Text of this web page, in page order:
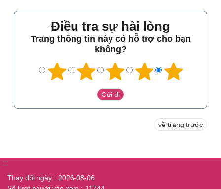
Điều tra sự hài lòng
Trang thông tin này có hỗ trợ cho bạn
không?
về trang trước
:::
Thay đổi ngày
2026-08-06